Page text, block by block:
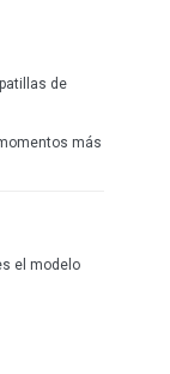
de
más
el modelo